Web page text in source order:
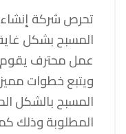
تحرص شركة إنشاء
المسبح بشكل
عمل محترف يقوم
ويتبع خطوات
المسبح بالشكل
المطلوبة وذلك